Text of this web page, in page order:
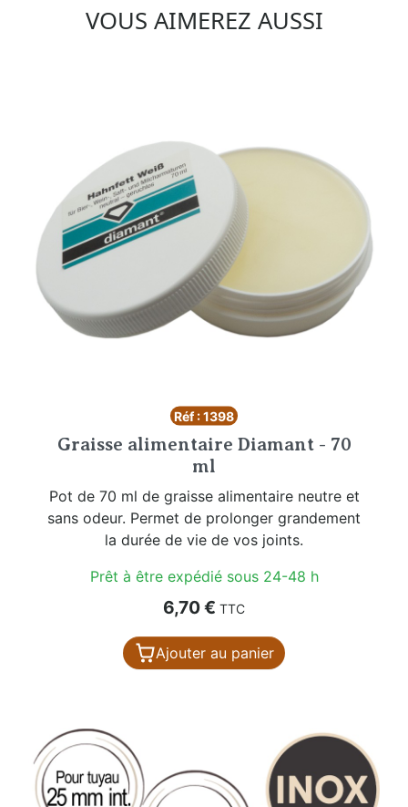
VOUS AIMEREZ AUSSI
Réf : 1398
Graisse alimentaire Diamant - 70
ml
Pot de 70 ml de graisse alimentaire neutre et
sans odeur. Permet de prolonger grandement
la durée de vie de vos joints.
Prêt à être expédié sous 24-48 h
Prix
6,70 € TTC
Ajouter au panier